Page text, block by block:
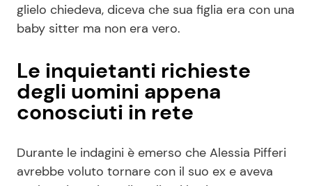
glielo chiedeva, diceva che sua figlia era con una
baby sitter ma non era vero.
Le inquietanti richieste
degli uomini appena
conosciuti in rete
Durante le indagini è emerso che Alessia Pifferi
avrebbe voluto tornare con il suo ex e aveva